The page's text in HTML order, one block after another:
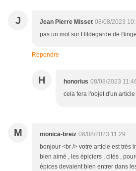
J Jean Pierre Misset 08/08/2023
pas un mot sur Hildegarde de
Répondre
H honorius 08/08/2023
cela fera l'objet d'un
M monica-breiz 06/08/2023 11:29
bonjour <br /> votre article est trés
bien aimé , les épiciers , cités ,
épices devaient bien entrer dans